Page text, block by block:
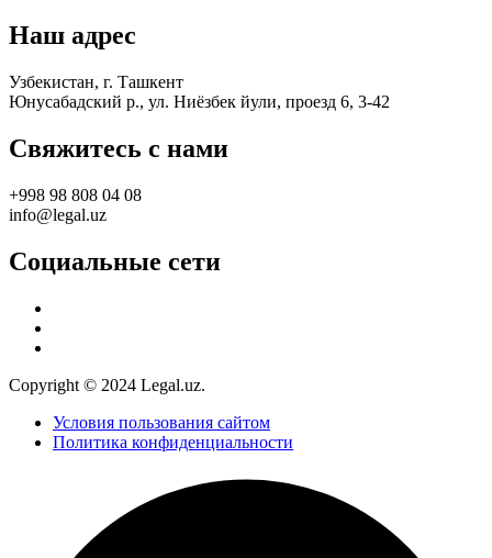
Наш адрес
Узбекистан, г. Ташкент
Юнусабадский р., ул. Ниёзбек йули, проезд 6, 3-42
Свяжитесь с нами
+998 98 808 04 08
info@legal.uz
Социальные сети
Copyright © 2024 Legal.uz.
Условия пользования сайтом
Политика конфиденциальности